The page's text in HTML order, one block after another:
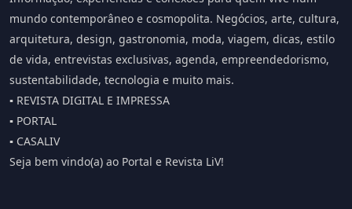
mundo contemporâneo e cosmopolita. Negócios, arte, cultura,
arquitetura, design, gastronomia, moda, viagem, dicas, estilo
de vida, entrevistas exclusivas, agenda, empreendedorismo,
sustentabilidade, tecnologia e muito mais.
▪️ REVISTA DIGITAL E IMPRESSA
▪️ PORTAL
▪️ CASALIV
Seja bem vindo(a) ao Portal e Revista LiV!